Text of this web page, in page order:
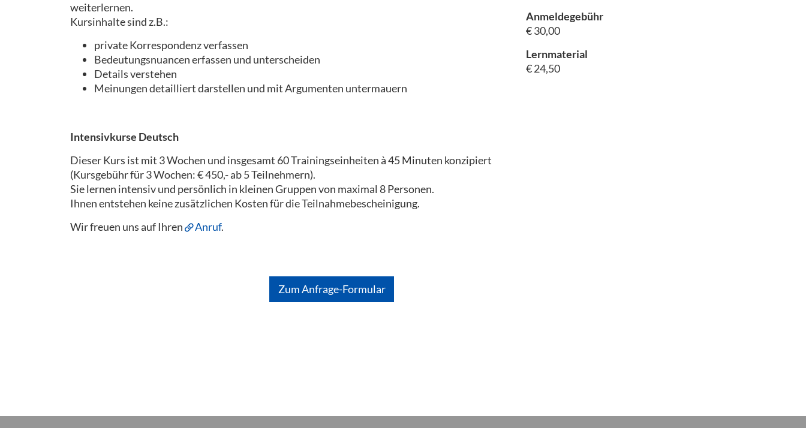
weiterlernen.
Kursinhalte sind z.B.:
private Korrespondenz verfassen
Bedeutungsnuancen erfassen und unterscheiden
Details verstehen
Meinungen detailliert darstellen und mit Argumenten untermauern
Intensivkurse Deutsch
Dieser Kurs ist mit 3 Wochen und insgesamt 60 Trainingseinheiten à 45 Minuten konzipiert
(Kursgebühr für 3 Wochen: € 450,- ab 5 Teilnehmern).
Sie lernen intensiv und persönlich in kleinen Gruppen von maximal 8 Personen.
Ihnen entstehen keine zusätzlichen Kosten für die Teilnahmebescheinigung.
Wir freuen uns auf Ihren
Anruf.
Anmeldegebühr
€ 30,00
Lernmaterial
€ 24,50
Zum Anfrage-Formular